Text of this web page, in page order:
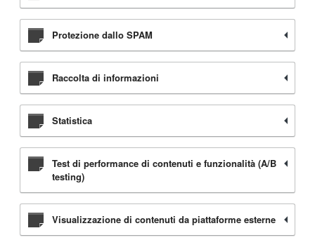
Protezione dallo SPAM
Raccolta di informazioni
Statistica
Test di performance di contenuti e funzionalità (A/B
testing)
Visualizzazione di contenuti da piattaforme esterne